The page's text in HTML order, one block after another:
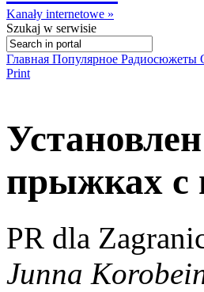
Kanały internetowe »
Szukaj w serwisie
Главная Популярное Радиосюжеты
Print
прыжках с
PR dla
Junna